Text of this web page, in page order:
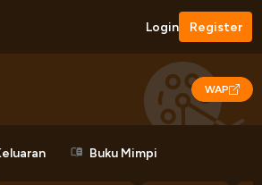
Login Register
WAP
Buku Mimpi